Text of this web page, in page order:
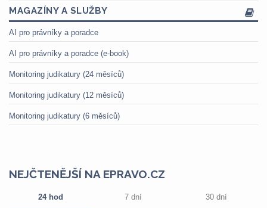
MAGAZÍNY A SLUŽBY
AI pro právníky a poradce
AI pro právníky a poradce (e-book)
Monitoring judikatury (24 měsíců)
Monitoring judikatury (12 měsíců)
Monitoring judikatury (6 měsíců)
NEJČTENĚJŠÍ NA EPRAVO.CZ
24 hod 7 dní 30 dní